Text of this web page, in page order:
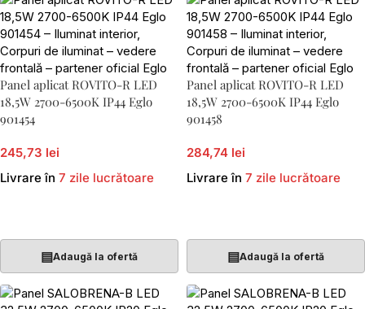
Panel aplicat ROVITO-R LED
18,5W 2700-6500K IP44 Eglo
901454
245,73 lei
Livrare în 7 zile lucrătoare
▤Adaugă la ofertă
Panel aplicat ROVITO-R LED
18,5W 2700-6500K IP44 Eglo
901458
284,74 lei
Livrare în 7 zile lucrătoare
▤Adaugă la ofertă